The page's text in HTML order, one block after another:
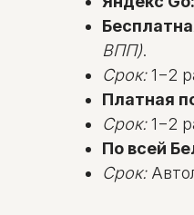
ВПП).
Срок:1−2
Платная
Срок:1−2
По всей
Срок: